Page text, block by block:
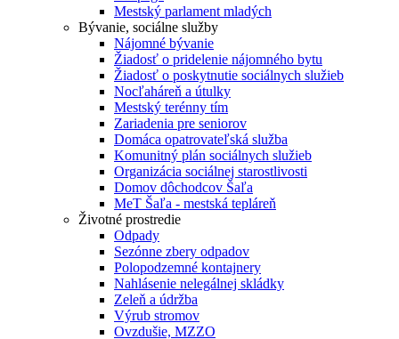
Mestský parlament mladých
Bývanie, sociálne služby
Nájomné bývanie
Žiadosť o pridelenie nájomného bytu
Žiadosť o poskytnutie sociálnych služieb
Nocľaháreň a útulky
Mestský terénny tím
Zariadenia pre seniorov
Domáca opatrovateľská služba
Komunitný plán sociálnych služieb
Organizácia sociálnej starostlivosti
Domov dôchodcov Šaľa
MeT Šaľa - mestská tepláreň
Životné prostredie
Odpady
Sezónne zbery odpadov
Polopodzemné kontajnery
Nahlásenie nelegálnej skládky
Zeleň a údržba
Výrub stromov
Ovzdušie, MZZO